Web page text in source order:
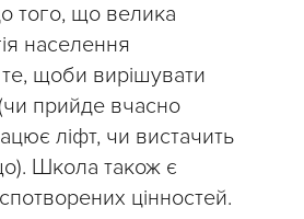
того, що велика
населення
щоби вирішувати
(чи прийде вчасно
ліфт, чи вистачить
Школа також є
цінностей.